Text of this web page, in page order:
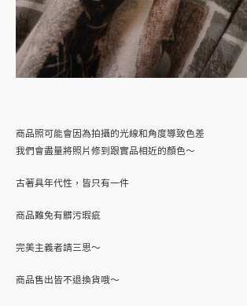
商品照可能會因為拍攝的光線和角度導致色差
我們會盡量將照片修到跟實品相近的顏色～
古著具年代性，皆只有一件
商品難免有髒污瑕疵
完美主義者請三思～
商品售出皆不退換貨哦～